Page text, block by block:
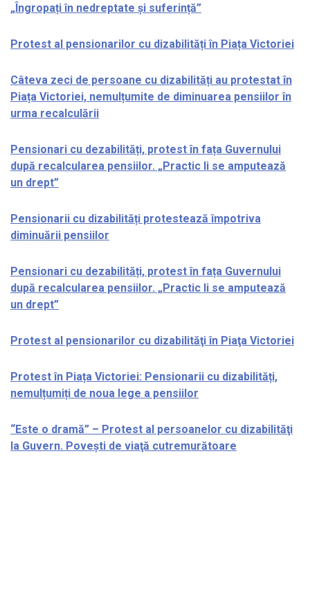
„Îngropați în nedreptate și suferință”
Protest al pensionarilor cu dizabilități în Piața Victoriei
Câteva zeci de persoane cu dizabilități au protestat în
Piața Victoriei, nemulțumite de diminuarea pensiilor în
urma recalculării
Pensionari cu dezabilități, protest în fața Guvernului
după recalcularea pensiilor. „Practic li se amputează
un drept”
Pensionarii cu dizabilități protestează împotriva
diminuării pensiilor
Pensionari cu dezabilități, protest în fața Guvernului
după recalcularea pensiilor. „Practic li se amputează
un drept”
Protest al pensionarilor cu dizabilităţi în Piaţa Victoriei
Protest în Piața Victoriei: Pensionarii cu dizabilități,
nemulțumiți de noua lege a pensiilor
“Este o dramă” – Protest al persoanelor cu dizabilităţi
la Guvern. Poveşti de viaţă cutremurătoare